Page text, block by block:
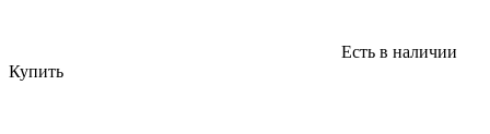
Есть в наличии
Купить